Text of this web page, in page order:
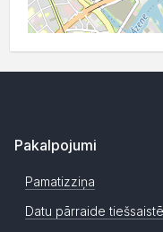
Pakalpojumi
Pamatizziņa
Datu pārraide tiešsaistē